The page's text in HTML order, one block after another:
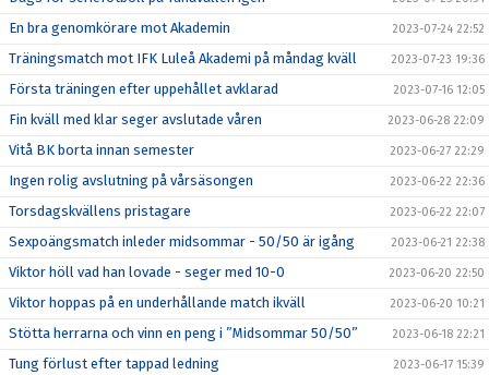
En bra genomkörare mot Akademin 2023-07-24 22:52
Träningsmatch mot IFK Luleå Akademi på måndag kväll 2023-07-23 19:36
Första träningen efter uppehållet avklarad 2023-07-16 12:05
Fin kväll med klar seger avslutade våren 2023-06-28 22:09
Vitå BK borta innan semester 2023-06-27 22:29
Ingen rolig avslutning på vårsäsongen 2023-06-22 22:36
Torsdagskvällens pristagare 2023-06-22 22:07
Sexpoängsmatch inleder midsommar - 50/50 är igång 2023-06-21 22:38
Viktor höll vad han lovade - seger med 10-0 2023-06-20 22:50
Viktor hoppas på en underhållande match ikväll 2023-06-20 10:21
Stötta herrarna och vinn en peng i ”Midsommar 50/50” 2023-06-18 22:21
Tung förlust efter tappad ledning 2023-06-17 15:39